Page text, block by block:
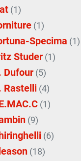
(1)
(1)
Specima (1)
Studer (1)
Dufour (5)
Rastelli (4)
(1)
(9)
(6)
(18)